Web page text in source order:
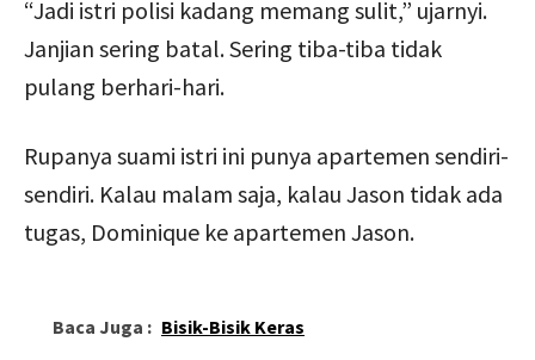
“Jadi istri polisi kadang memang sulit,” ujarnyi.
Janjian sering batal. Sering tiba-tiba tidak
pulang berhari-hari.
Rupanya suami istri ini punya apartemen sendiri-
sendiri. Kalau malam saja, kalau Jason tidak ada
tugas, Dominique ke apartemen Jason.
Baca Juga : Bisik-Bisik Keras